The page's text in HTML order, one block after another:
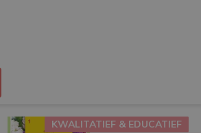
KWALITATIEF & EDUCATIEF
KWALITATIEF & EDUCATIEF